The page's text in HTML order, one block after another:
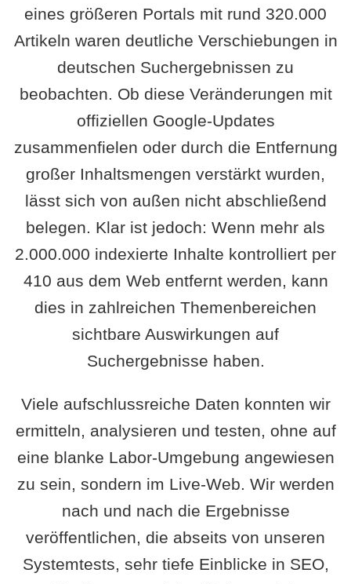
eines größeren Portals mit rund 320.000
Artikeln waren deutliche Verschiebungen in
deutschen Suchergebnissen zu
beobachten. Ob diese Veränderungen mit
offiziellen Google-Updates
zusammenfielen oder durch die Entfernung
großer Inhaltsmengen verstärkt wurden,
lässt sich von außen nicht abschließend
belegen. Klar ist jedoch: Wenn mehr als
2.000.000 indexierte Inhalte kontrolliert per
410 aus dem Web entfernt werden, kann
dies in zahlreichen Themenbereichen
sichtbare Auswirkungen auf
Suchergebnisse haben.
Viele aufschlussreiche Daten konnten wir
ermitteln, analysieren und testen, ohne auf
eine blanke Labor-Umgebung angewiesen
zu sein, sondern im Live-Web. Wir werden
nach und nach die Ergebnisse
veröffentlichen, die abseits von unseren
Systemtests, sehr tiefe Einblicke in SEO,